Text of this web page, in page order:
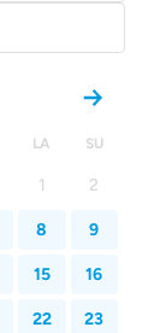
LA SU
1 2
8 9
15 16
22 23